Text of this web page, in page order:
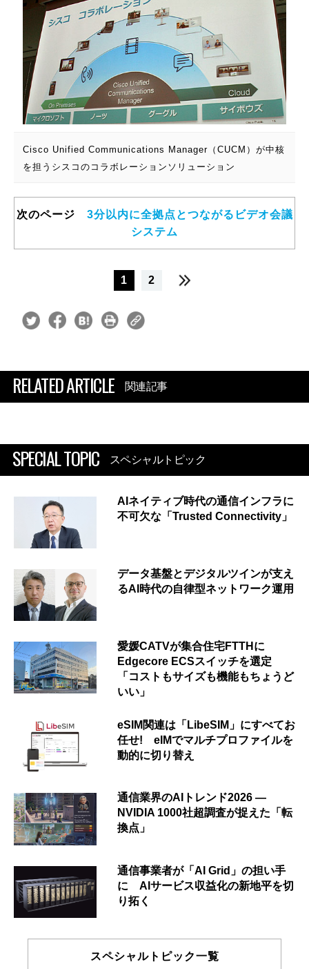
Cisco Unified Communications Manager（CUCM）が中核
を担うシスコのコラボレーションソリューション
次のページ 3分以内に全拠点とつながるビデオ会議
システム
1 2
RELATED ARTICLE 関連記事
SPECIAL TOPIC スペシャルトピック
AIネイティブ時代の通信インフラに
不可欠な「Trusted Connectivity」
データ基盤とデジタルツインが支え
るAI時代の自律型ネットワーク運用
愛媛CATVが集合住宅FTTHに
Edgecore ECSスイッチを選定
「コストもサイズも機能もちょうど
いい」
eSIM関連は「LibeSIM」にすべてお
任せ! eIMでマルチプロファイルを
動的に切り替え
通信業界のAIトレンド2026 ―
NVIDIA 1000社超調査が捉えた「転
換点」
通信事業者が「AI Grid」の担い手
に AIサービス収益化の新地平を切
り拓く
スペシャルトピック一覧